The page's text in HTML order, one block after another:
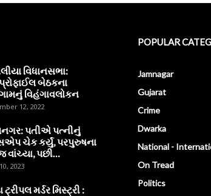
વિધાનસભા:
બેઠકના
વિહંગાવલોકન
12, 2022
પતીએ પત્નીનું
ચેક કર્યું, પરપુરુષના
વાંચ્યા, પછી…
2023
ટ્રીપલ મર્ડર મિસ્ટ્રી :
POPULAR
Jamnagar
Gujarat
Crime
Dwarka
National -
On Tread
Politics